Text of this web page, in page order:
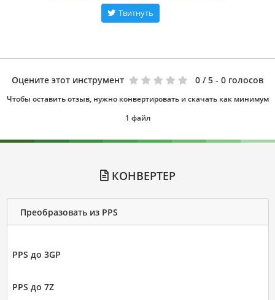
Твитнуть
Оцените этот инструмент 0 / 5 - 0 голосов
Чтобы оставить отзыв, нужно конвертировать и скачать как минимум
1 файл
КОНВЕРТЕР
Преобразовать из PPS
PPS до 3GP
PPS до 7Z